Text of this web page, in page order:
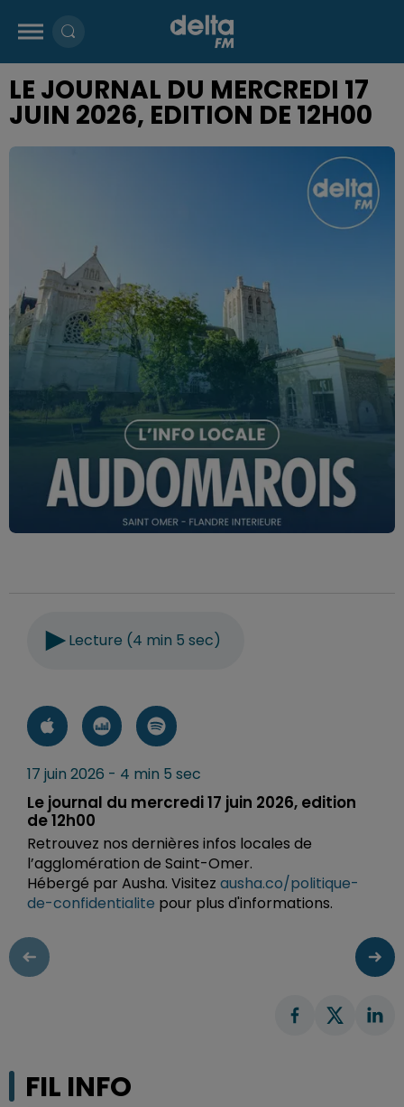
LE JOURNAL DU MERCREDI 17
JUIN 2026, EDITION DE 12H00
Lecture (4 min 5 sec)
17 juin 2026 - 4 min 5 sec
Le journal du mercredi 17 juin 2026, edition
de 12h00
Retrouvez nos dernières infos locales de
l’agglomération de Saint-Omer.
Hébergé par Ausha. Visitez ausha.co/politique-
de-confidentialite pour plus d'informations.
FIL INFO